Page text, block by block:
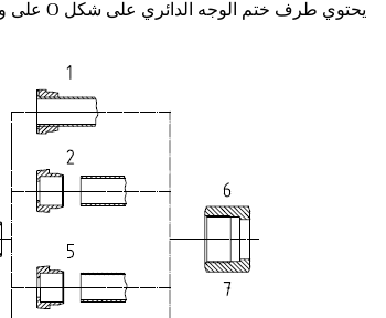
يحتوي طرف ختم الوجه الدائري على شكل O على وصلات نوع مختلفة مع أنابيب متري أو بوصة أو نهاية أنثى دوارة أو موصلات تركيب خرطوم ، انظر الصورة أدناه.